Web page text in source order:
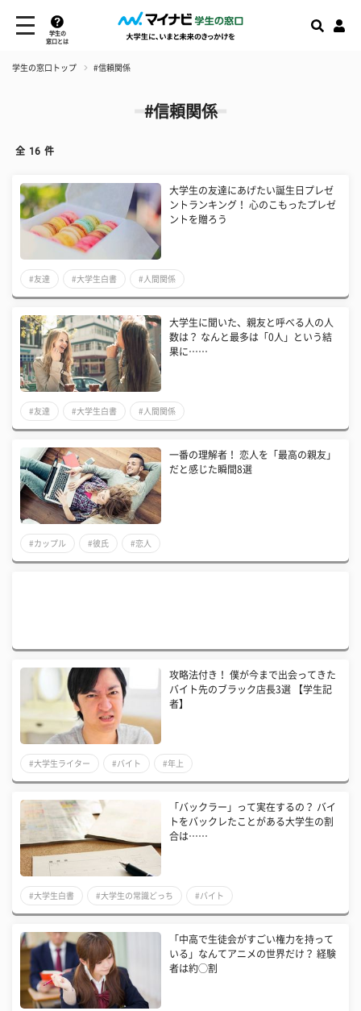
学生の
窓口とは
学生の窓口トップ #信頼関係
#信頼関係
全 16 件
大学生の友達にあげたい誕生日プレゼ
ントランキング！ 心のこもったプレゼ
ントを贈ろう
#友達 #大学生白書 #人間関係
大学生に聞いた、親友と呼べる人の人
数は？ なんと最多は「0人」という結
果に……
#友達 #大学生白書 #人間関係
一番の理解者！ 恋人を「最高の親友」
だと感じた瞬間8選
#カップル #彼氏 #恋人
攻略法付き！ 僕が今まで出会ってきた
バイト先のブラック店長3選 【学生記
者】
#大学生ライター #バイト #年上
「バックラー」って実在するの？ バイ
トをバックレたことがある大学生の割
合は……
#大学生白書 #大学生の常識どっち #バイト
「中高で生徒会がすごい権力を持って
いる」なんてアニメの世界だけ？ 経験
者は約◯割